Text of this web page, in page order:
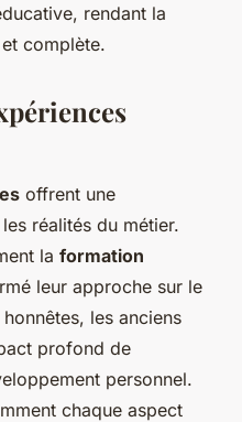
rendant la
complète.
offrent une
réalités du métier.
la formation
leur approche sur le
les anciens
profond de
personnel.
chaque aspect